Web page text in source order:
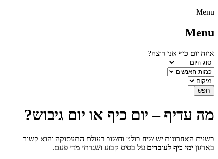
Menu
Menu
איזה יום כיף אני רוצה?
מה עדיף – יום כיף או יום גיבוש?
בשנים האחרונות יש שיח בולט וחשוב בעולם התעסוקה והוא קשור
בארגון ימי כיף לעובדים על בסיס קבוע ושגרתי מדי פעם.